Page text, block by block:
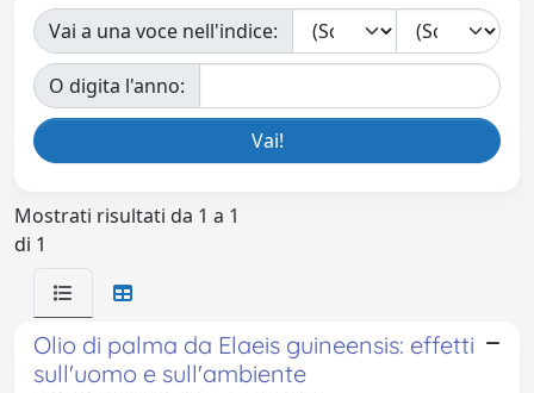
Vai a una voce nell'indice:
O digita l'anno:
Mostrati risultati da 1 a 1
di 1
Olio di palma da Elaeis guineensis: effetti
sull'uomo e sull'ambiente